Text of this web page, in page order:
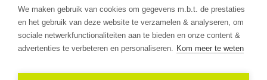
Je kan onzeprivacyverklaringraadplegen en je kan je ook
altijd uitschrijven voor onze nieuwsbrieven.
Ik ga akkoord met het ontvangen van communicatie van
Vestio.*
We maken gebruik van cookies om gegevens m.b.t. de prestaties
en het gebruik van deze website te verzamelen & analyseren, om
sociale netwerkfunctionaliteiten aan te bieden en onze content &
advertenties te verbeteren en personaliseren. Kom meer te weten